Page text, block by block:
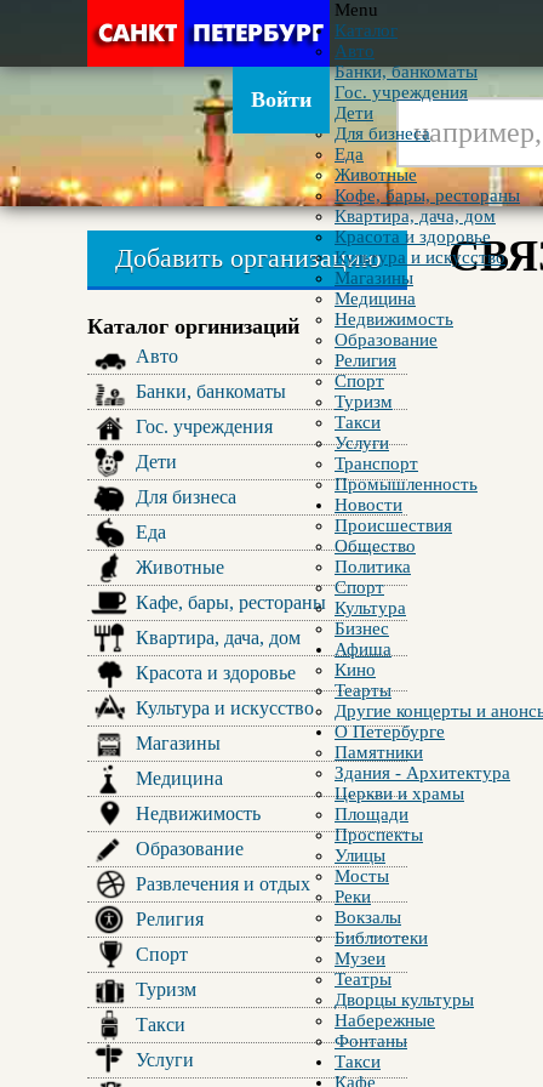
Menu
Каталог
Авто
Банки, банкоматы
Гос. учреждения
Дети
Для бизнеса
Еда
Животные
Кофе, бары, рестораны
Квартира, дача, дом
Красота и здоровье
Культура и искусство
Магазины
Медицина
Недвижимость
Образование
Религия
Спорт
Туризм
Такси
Услуги
Транспорт
Промышленность
Новости
Происшествия
Общество
Политика
Спорт
Культура
Бизнес
Афиша
Кино
Теарты
Другие концерты и
О Петербурге
Памятники
Здания - Архитектура
Церкви и храмы
Площади
Проспекты
Улицы
Мосты
Реки
Вокзалы
Библиотеки
Музеи
Театры
Дворцы культуры
Набережные
Фонтаны
Такси
Кафе
Войти
Добавить организацию
Каталог оргинизаций
Авто
Банки, банкоматы
Гос. учреждения
Дети
Для бизнеса
Еда
Животные
Кафе, бары, рестораны
Квартира, дача, дом
Красота и здоровье
Культура и искусство
Магазины
Медицина
Недвижимость
Образование
Развлечения и отдых
Религия
Спорт
Туризм
Такси
Услуги